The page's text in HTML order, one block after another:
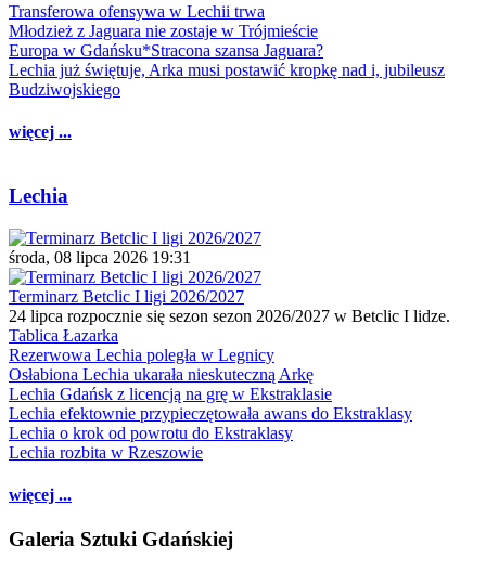
Transferowa ofensywa w Lechii trwa
Młodzież z Jaguara nie zostaje w Trójmieście
Europa w Gdańsku*Stracona szansa Jaguara?
Lechia już świętuje, Arka musi postawić kropkę nad i, jubileusz
Budziwojskiego
więcej ...
Lechia
środa, 08 lipca 2026 19:31
Terminarz Betclic I ligi 2026/2027
24 lipca rozpocznie się sezon sezon 2026/2027 w Betclic I lidze.
Tablica Łazarka
Rezerwowa Lechia poległa w Legnicy
Osłabiona Lechia ukarała nieskuteczną Arkę
Lechia Gdańsk z licencją na grę w Ekstraklasie
Lechia efektownie przypieczętowała awans do Ekstraklasy
Lechia o krok od powrotu do Ekstraklasy
Lechia rozbita w Rzeszowie
więcej ...
Galeria Sztuki Gdańskiej